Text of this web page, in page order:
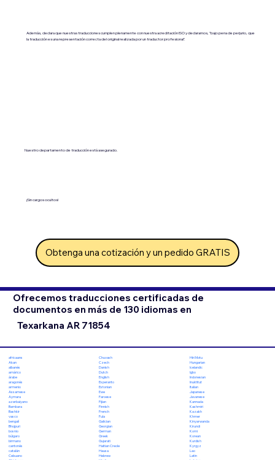
Además, declara que nuestras traducciones cumplen plenamente con nuestra acreditación ISO y declaramos, "bajo pena de perjurio, que
la traducción es una representación correcta del original realizada por un traductor profesional".
Nuestro departamento de traducción está asegurado.
¡Sin cargos ocultos!
Obtenga una cotización y un pedido GRATIS
Ofrecemos traducciones certificadas de
documentos en más de 130 idiomas en
Texarkana AR 71854
africaans
Akan
albanés
amárico
árabe
aragonés
armenio
Assamese
Aymara
azerbaiyano
Bambara
Bashkir
vasco
bengalí
Bhojpuri
bosnio
búlgaro
birmano
cantonés
catalán
Cebuano
Chuvash
Czech
Danish
Dutch
English
Esperanto
Estonian
Ewe
Faroese
Fijian
Finnish
French
Fula
Galician
Georgian
German
Greek
Gujarati
Haitian Creole
Hausa
Hebrew
Hiri Motu
Hungarian
Icelandic
Igbo
Indonesian
Inuktitut
Italian
Japanese
Javanese
Kannada
Kashmiri
Kazakh
Khmer
Kinyarwanda
Kirundi
Komi
Korean
Kurdish
Kyrgyz
Lao
Latin